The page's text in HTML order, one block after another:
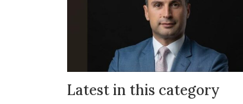
Latest in this category